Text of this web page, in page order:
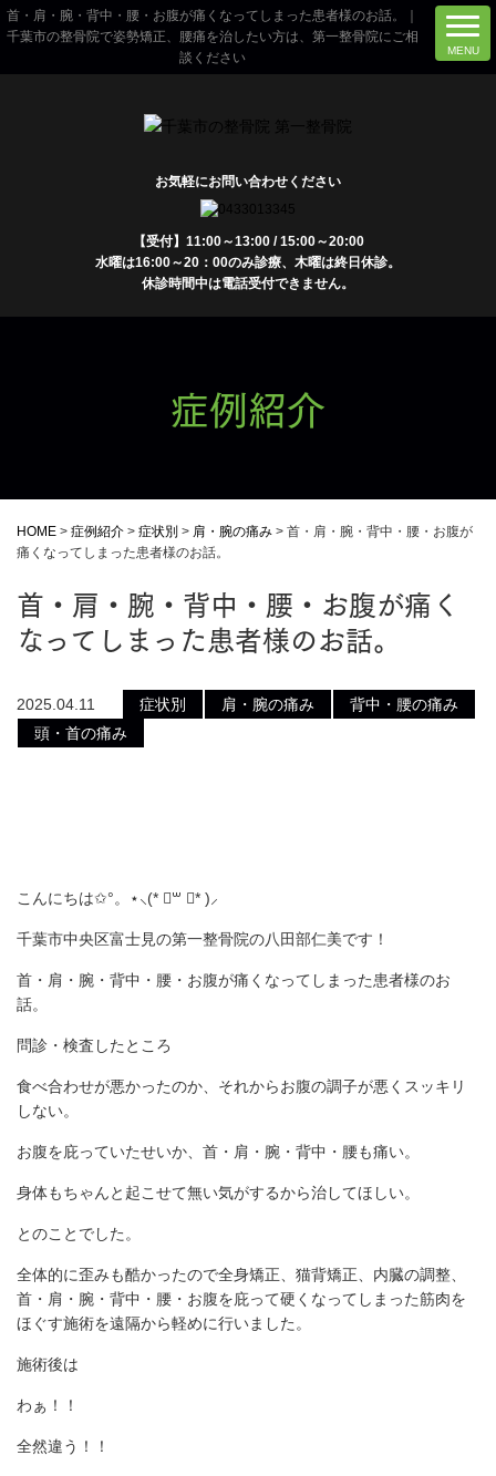
首・肩・腕・背中・腰・お腹が痛くなってしまった患者様のお話。｜
千葉市の整骨院で姿勢矯正、腰痛を治したい方は、第一整骨院にご相
談ください
お気軽にお問い合わせください
【受付】11:00～13:00 / 15:00～20:00
水曜は16:00～20：00のみ診療、木曜は終日休診。
休診時間中は電話受付できません。
症例紹介
HOME > 症例紹介 > 症状別 > 肩・腕の痛み > 首・肩・腕・背中・腰・お腹が
痛くなってしまった患者様のお話。
首・肩・腕・背中・腰・お腹が痛く
なってしまった患者様のお話。
2025.04.11 症状別 肩・腕の痛み
背中・腰の痛み
頭・首の痛み
こんにちは✩°。⋆⸜(* ॑꒳ ॑* )⸝
千葉市中央区富士見の第一整骨院の八田部仁美です！
首・肩・腕・背中・腰・お腹が痛くなってしまった患者様のお
話。
問診・検査したところ
食べ合わせが悪かったのか、それからお腹の調子が悪くスッキリ
しない。
お腹を庇っていたせいか、首・肩・腕・背中・腰も痛い。
身体もちゃんと起こせて無い気がするから治してほしい。
とのことでした。
全体的に歪みも酷かったので全身矯正、猫背矯正、内臓の調整、
首・肩・腕・背中・腰・お腹を庇って硬くなってしまった筋肉を
ほぐす施術を遠隔から軽めに行いました。
施術後は
わぁ！！
全然違う！！